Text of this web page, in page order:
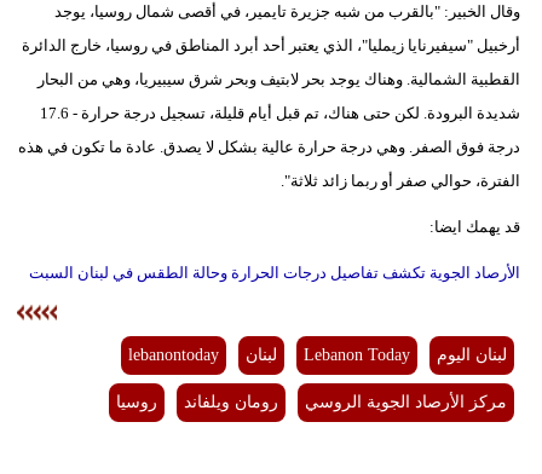
سيارات
وقال الخبير: "بالقرب من شبه جزيرة تايمير، في أقصى شمال روسيا، يوجد
أرخبيل "سيفيرنايا زيمليا"، الذي يعتبر أحد أبرد المناطق في روسيا، خارج الدائرة
القطبية الشمالية. وهناك يوجد بحر لابتيف وبحر شرق سيبيريا، وهي من البحار
شديدة البرودة. لكن حتى هناك، تم قبل أيام قليلة، تسجيل درجة حرارة - 17.6
درجة فوق الصفر. وهي درجة حرارة عالية بشكل لا يصدق. عادة ما تكون في هذه
الفترة، حوالي صفر أو ربما زائد ثلاثة".
قد يهمك ايضا:
الأرصاد الجوية تكشف تفاصيل درجات الحرارة وحالة الطقس في لبنان السبت
لبنان اليوم Lebanon Today لبنان lebanontoday
مركز الأرصاد الجوية الروسي رومان ويلفاند روسيا